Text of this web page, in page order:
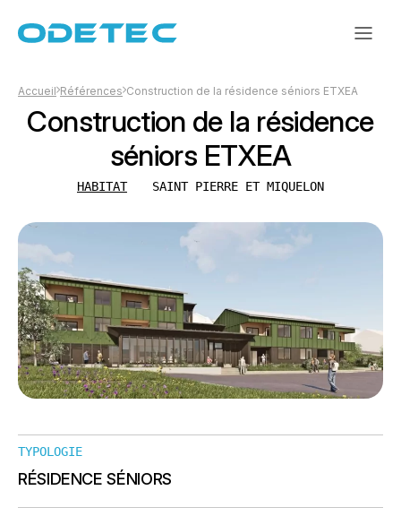
Accueil Références Construction de la résidence séniors ETXEA
Construction de la résidence
séniors ETXEA
HABITAT SAINT PIERRE ET MIQUELON
TYPOLOGIE
RÉSIDENCE SÉNIORS